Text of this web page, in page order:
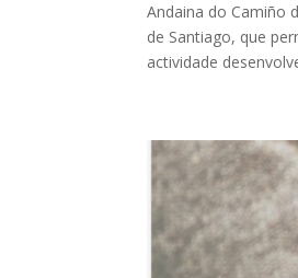
Andaina do Camiño
de Santiago, que
actividade